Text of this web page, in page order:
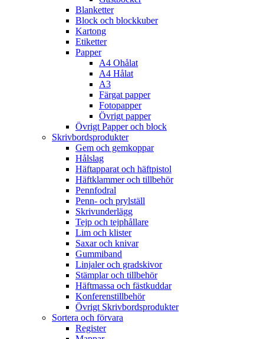
Blanketter
Block och blockkuber
Kartong
Etiketter
Papper
A4 Ohålat
A4 Hålat
A3
Färgat papper
Fotopapper
Övrigt papper
Övrigt Papper och block
Skrivbordsprodukter
Gem och gemkoppar
Hålslag
Häftapparat och häftpistol
Häftklammer och tillbehör
Pennfodral
Penn- och prylställ
Skrivunderlägg
Tejp och tejphållare
Lim och klister
Saxar och knivar
Gummiband
Linjaler och gradskivor
Stämplar och tillbehör
Häftmassa och fästkuddar
Konferenstillbehör
Övrigt Skrivbordsprodukter
Sortera och förvara
Register